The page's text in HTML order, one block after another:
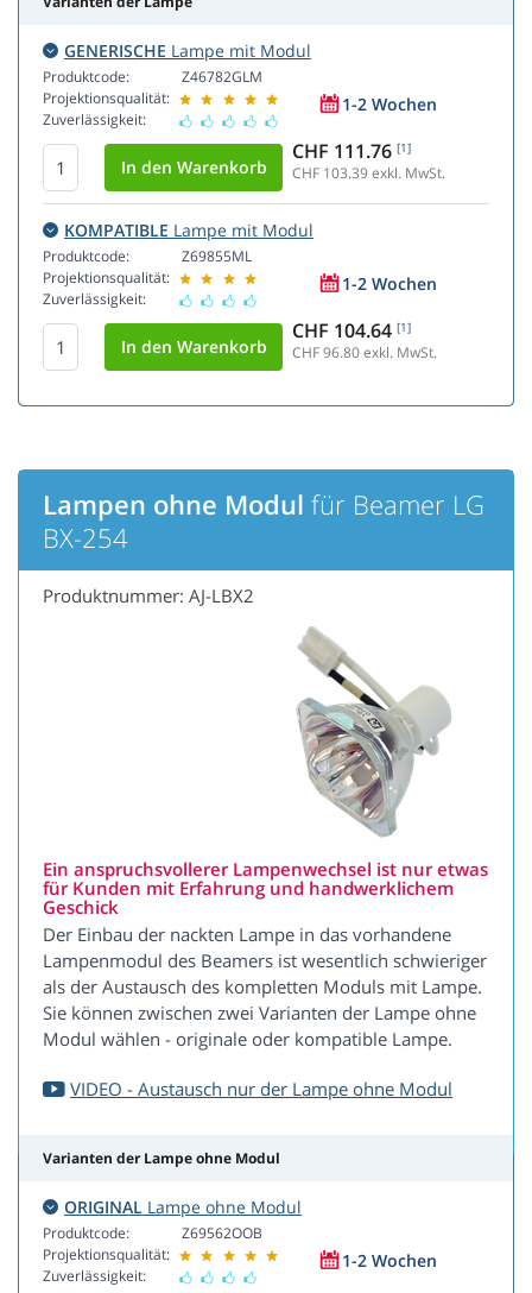
GENERISCHE Lampe mit Modul
Produktcode:
Projektionsqualität:
Zuverlässigkeit:
Z46782GLM
1-2 Wochen
CHF 111.76 [1]
CHF 103.39exkl. MwSt.
KOMPATIBLE Lampe mit Modul
Produktcode:
Projektionsqualität:
Zuverlässigkeit:
Z69855ML
1-2 Wochen
CHF 104.64 [1]
CHF 96.80exkl. MwSt.
Lampen ohne Modul für Beamer LG
BX-254
Produktnummer: AJ-LBX2
Ein anspruchsvollerer Lampenwechsel ist nur etwas
für Kunden mit Erfahrung und handwerklichem
Geschick
Der Einbau der nackten Lampe in das vorhandene
Lampenmodul des Beamers ist wesentlich schwieriger
als der Austausch des kompletten Moduls mit Lampe.
Sie können zwischen zwei Varianten der Lampe ohne
Modul wählen - originale oder kompatible Lampe.
VIDEO - Austausch nur der Lampe ohne Modul
Varianten der Lampe ohne Modul
ORIGINAL Lampe ohne Modul
Produktcode:
Projektionsqualität:
Zuverlässigkeit:
Z69562OOB
1-2 Wochen